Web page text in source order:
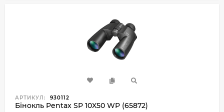
АРТИКУЛ: 930112
Бінокль Pentax SP 10X50 WP (65872)